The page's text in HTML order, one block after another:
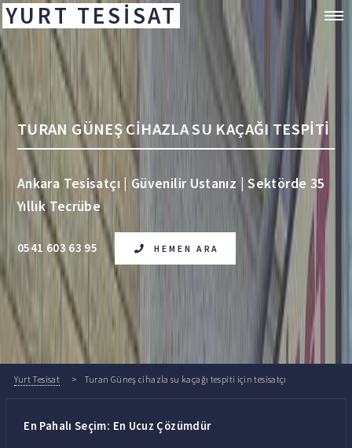
YURT TESİSAT
TURAN GÜNEŞ CİHAZLA SU KAÇAĞI TESPİTİ
Ankara Tesisatçı | Güvenilir Ustanız | Sektörde 35
Yıllık Tecrübe
0541 603 63 95 HEMEN ARA
Yurt Tesisat Turan Güneş cihazla su kaçağı tespiti için tesisatçı
En Pahalı Seçim: En Ucuz Çözümdür